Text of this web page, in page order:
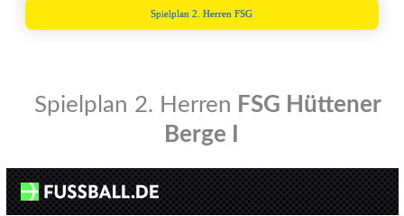
Spielplan 2. Herren FSG
Spielplan 2. Herren FSG Hüttener
Berge I